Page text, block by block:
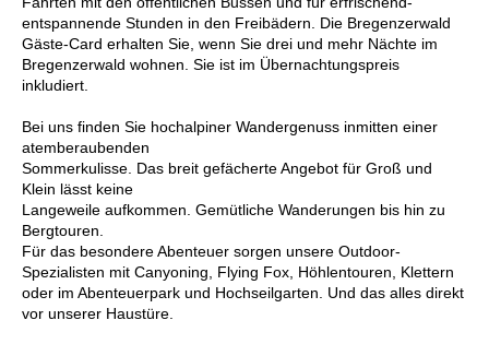
entspannende Stunden in den Freibädern. Die Bregenzerwald
Gäste-Card erhalten Sie, wenn Sie drei und mehr Nächte im
Bregenzerwald wohnen. Sie ist im Übernachtungspreis
inkludiert.
Bei uns finden Sie hochalpiner Wandergenuss inmitten einer
atemberaubenden
Sommerkulisse. Das breit gefächerte Angebot für Groß und
Klein lässt keine
Langeweile aufkommen. Gemütliche Wanderungen bis hin zu
Bergtouren.
Für das besondere Abenteuer sorgen unsere Outdoor-
Spezialisten mit Canyoning, Flying Fox, Höhlentouren, Klettern
oder im Abenteuerpark und Hochseilgarten. Und das alles direkt
vor unserer Haustüre.